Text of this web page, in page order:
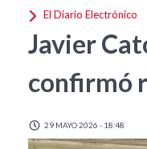
El Diario Electrónico
Javier
confirmó
29 MAYO 2026 - 18:48